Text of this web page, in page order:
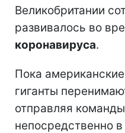
Великобритании
развивалось во
коронавируса.
Пока
гиганты
отправляя
непосредственно